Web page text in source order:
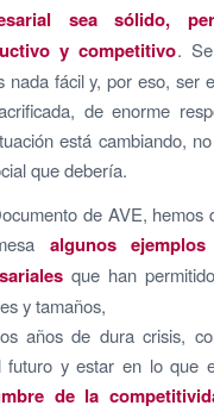
sea sólido,
y competitivo.
nada fácil y, por eso, ser
de enorme
está cambiando,
que debería.
de AVE, hemos
algunos
que han
y tamaños,
años de dura crisis,
futuro y estar en lo que
de la